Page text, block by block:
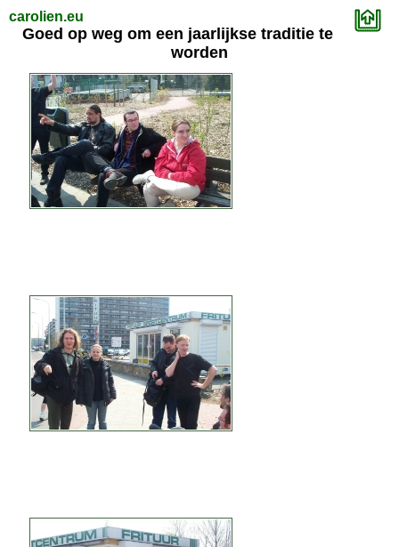
carolien.eu
Goed op weg om een jaarlijkse traditie te
worden